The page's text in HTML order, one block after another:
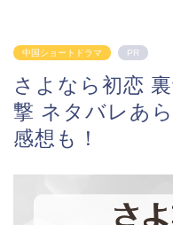
中国ショートドラマ PR
さよなら初恋
撃 ネタバレあ
感想も！